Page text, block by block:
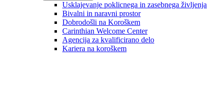
Usklajevanje poklicnega in zasebnega življenja
Bivalni in naravni prostor
Dobrodošli na Koroškem
Carinthian Welcome Center
Agencija za kvalificirano delo
Kariera na koroškem